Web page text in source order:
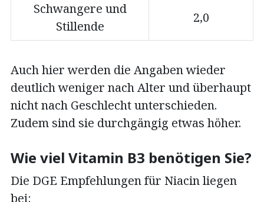
Schwangere und
Stillende
2,0
Auch hier werden die Angaben wieder
deutlich weniger nach Alter und überhaupt
nicht nach Geschlecht unterschieden.
Zudem sind sie durchgängig etwas höher.
Wie viel Vitamin B3 benötigen Sie?
Die DGE Empfehlungen für Niacin liegen
bei: